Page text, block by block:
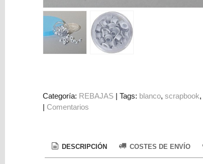
Tarjeta
Regalo
DIY
DECORACION
Categoría: REBAJAS |Tags: blanco scrapbook
| Comentarios
DESCRIPCIÓN COSTES DE ENVÍO